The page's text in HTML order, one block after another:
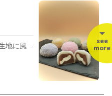
茨城県産のもち米からできた餅生地に風味豊かなフルーツ餡、北海道産生クリームを包みました。 こしあん／抹茶／マンゴー コーヒー／梅／ブルーベリー
see
more